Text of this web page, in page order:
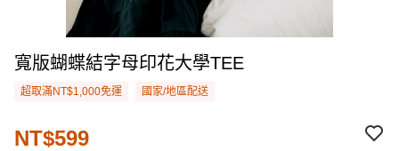
寬版蝴蝶結字母印花大學TEE
超取滿NT$1,000免運 國家/地區配送
NT$599